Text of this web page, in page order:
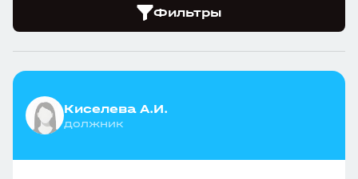
Фильтры
Киселева А.И.
должник